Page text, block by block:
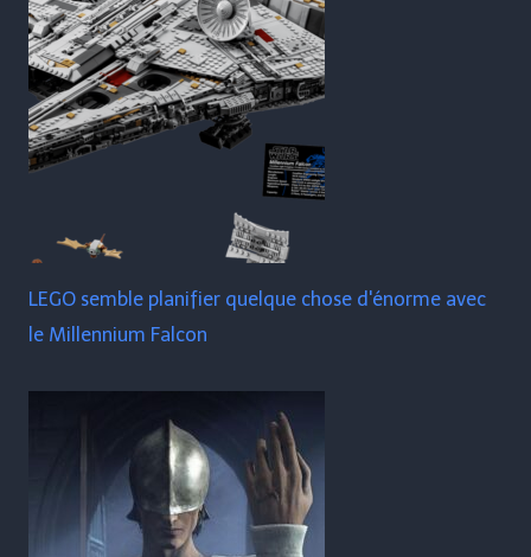
LEGO semble planifier quelque chose d'énorme avec
le Millennium Falcon